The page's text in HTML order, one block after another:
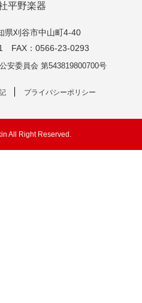
平野楽器
刈谷市中山町4-40
FAX：0566-23-0293
安委員会 第543819800700号
プライバシーポリシー
All Right Reserved.